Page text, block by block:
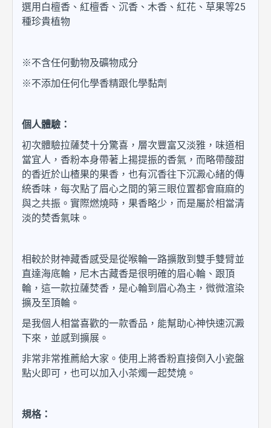
選用白檀香、紅檀香、沉香、木香、紅花、草果等25
種珍貴植物
※不含任何動物及礦物成分
※不添加任何化學香精跟化學黏劑
個人體驗：
初次體驗拉薩焚十分驚喜，層次豐富又淡雅，味道相
當宜人，香粉本身帶著上揚提振的香氣，而略帶酸甜
的香近於山楂果的果香，也有沉香往下沉澱心緒的傳
統香味，每次點了眉心之間的第三眼位置都會麻麻的
與之共振。實際燃燒時，果香略少，而是屬於相當清
淡的焚香氣味。
相較於財神藏香感受是從喉輪一路擴散到雙手雙臂並
直達海底輪，尼木古藏香是很明確的眉心輪、跟頂
輪，這一款拉薩焚香，是心輪到眉心為主，微微渲染
擴及至頂輪。
是我個人相當喜歡的一款香品，能幫助心神快速沉澱
下來，並感到擴展。
非常非常推薦給大家。使用上將香粉直接倒入小瓷盤
點火即可，也可以加入小茶燭一起焚燒。
規格：